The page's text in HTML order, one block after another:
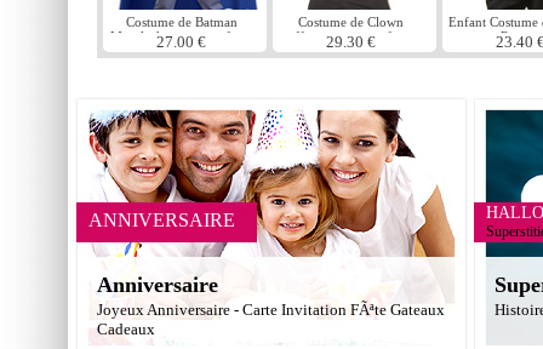
Costume de Batman
Musclechest pour enfants
27.00 €
Costume de Clown
effrayant pour enfants
29.30 €
Enfant Costume
Ranger
23.40
ANNIVERSAIRE
Anniversaire
Joyeux Anniversaire - Carte Invitation FÃªte Gateaux
Cadeaux